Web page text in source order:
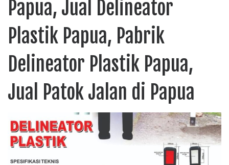
Papua, Jual Delineator
Plastik Papua, Pabrik
Delineator Plastik Papua,
Jual Patok Jalan di Papua